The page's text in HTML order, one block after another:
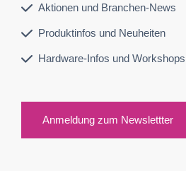
Aktionen und Branchen-News
Produktinfos und Neuheiten
Hardware-Infos und Workshops
Anmeldung zum Newslettter